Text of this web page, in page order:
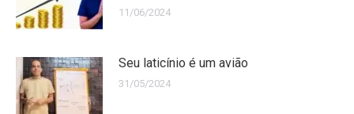
11/06/2024
Seu laticínio é um avião
31/05/2024